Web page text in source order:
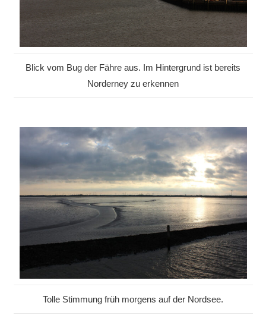
Blick vom Bug der Fähre aus. Im Hintergrund ist bereits
Norderney zu erkennen
Tolle Stimmung früh morgens auf der Nordsee.